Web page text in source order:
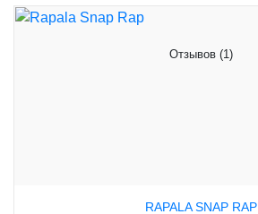
Отзывов (1)
RAPALA SNAP RAP